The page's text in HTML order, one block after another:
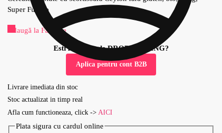
Super Fudgio
Adaugă la Favorite
Esti interesat de DROPSHIPPING?
Aplica pentru cont B2B
Livrare imediata din stoc
Stoc actualizat in timp real
Afla cum functioneaza, click -> AICI
Plata sigura cu cardul online